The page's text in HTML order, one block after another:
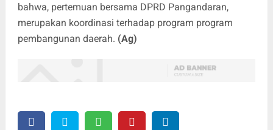
bahwa, pertemuan bersama DPRD Pangandaran,
merupakan koordinasi terhadap program program
pembangunan daerah. (Ag)